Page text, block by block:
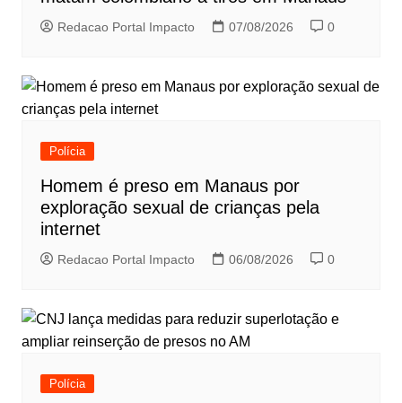
Redacao Portal Impacto 07/08/2026 0
Polícia
Homem é preso em Manaus por
exploração sexual de crianças pela
internet
Redacao Portal Impacto 06/08/2026 0
Polícia